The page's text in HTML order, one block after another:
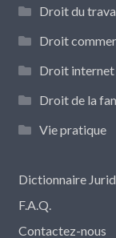
Droit du
Droit
Droit internet
Droit de la
Vie pratique
Dictionnaire
F.A.Q.
Contactez-nous